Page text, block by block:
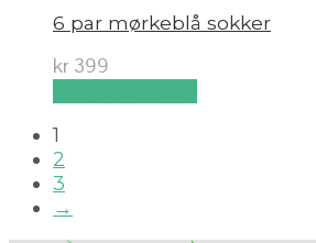
6 par mørkeblå sokker
kr 399
1
2
3
→